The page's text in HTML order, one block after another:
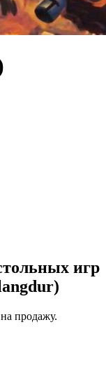
игр
продажу.